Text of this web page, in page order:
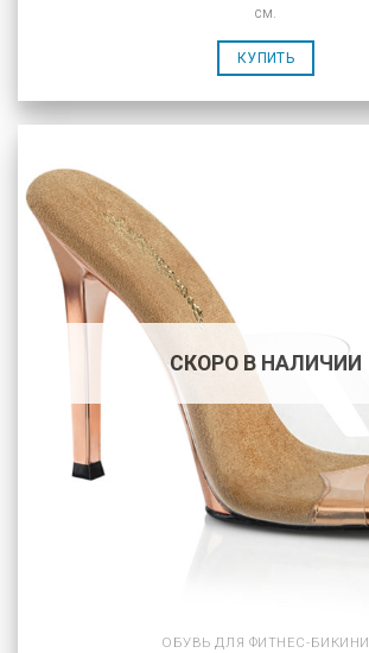
см.
КУПИТЬ
СКОРО В НАЛИЧИИ
ОБУВЬ ДЛЯ ФИТНЕС-БИКИНИ